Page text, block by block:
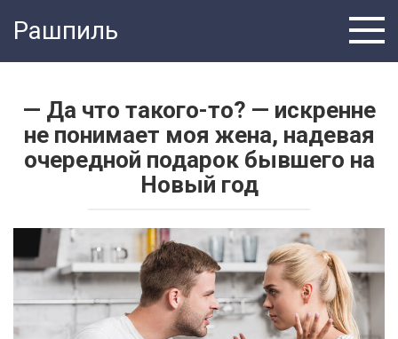
Рашпиль
— Да что такого-то? — искренне
не понимает моя жена, надевая
очередной подарок бывшего на
Новый год